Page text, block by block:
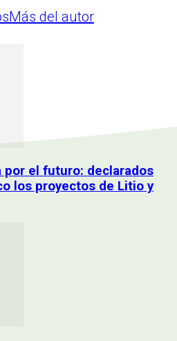
Más del autor
por el futuro: declarados
los proyectos de Litio y